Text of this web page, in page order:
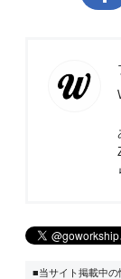
■当サイト掲載中の